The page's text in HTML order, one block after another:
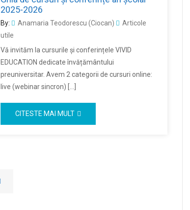
2025-2026
By: Anamaria Teodorescu (Ciocan)
Articole
utile
Vă invităm la cursurile și conferințele VIVID
EDUCATION dedicate învățământului
preuniversitar. Avem 2 categorii de cursuri online:
live (webinar sincron) […]
CITESTE MAI MULT